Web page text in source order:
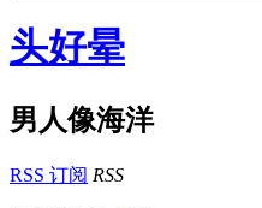
头好晕
男人像海洋
RSS 订阅 RSS